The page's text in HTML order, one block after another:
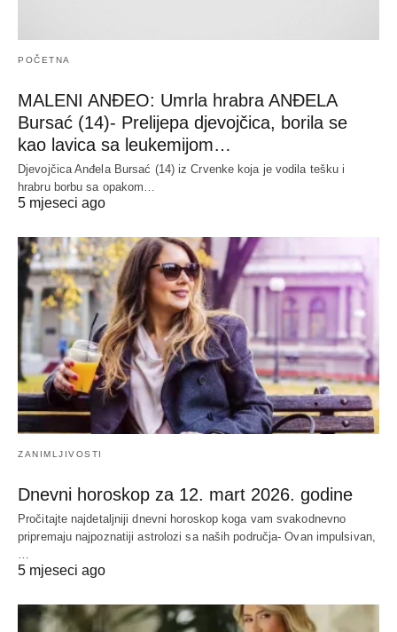
POČETNA
MALENI ANĐEO: Umrla hrabra ANĐELA
Bursać (14)- Prelijepa djevojčica, borila se
kao lavica sa leukemijom…
Djevojčica Anđela Bursać (14) iz Crvenke koja je vodila tešku i
hrabru borbu sa opakom…
5 mjeseci ago
ZANIMLJIVOSTI
Dnevni horoskop za 12. mart 2026. godine
Pročitajte najdetaljniji dnevni horoskop koga vam svakodnevno
pripremaju najpoznatiji astrolozi sa naših područja- Ovan impulsivan,
5 mjeseci ago